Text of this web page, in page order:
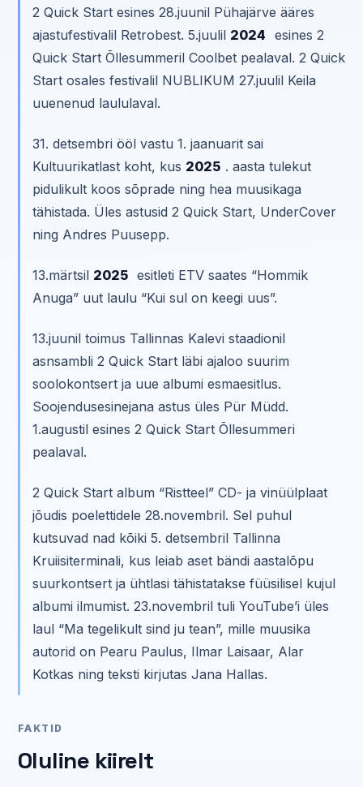
2 Quick Start esines 28.juunil Pühajärve ääres
ajastufestivalil Retrobest. 5.juulil 2024 esines 2
Quick Start Õllesummeril Coolbet pealaval. 2 Quick
Start osales festivalil NUBLIKUM 27.juulil Keila
uuenenud laululaval.
31. detsembri ööl vastu 1. jaanuarit sai
Kultuurikatlast koht, kus 2025 . aasta tulekut
pidulikult koos sõprade ning hea muusikaga
tähistada. Üles astusid 2 Quick Start, UnderCover
ning Andres Puusepp.
13.märtsil 2025 esitleti ETV saates “Hommik
Anuga” uut laulu “Kui sul on keegi uus”.
13.juunil toimus Tallinnas Kalevi staadionil
asnsambli 2 Quick Start läbi ajaloo suurim
soolokontsert ja uue albumi esmaesitlus.
Soojendusesinejana astus üles Pür Müdd.
1.augustil esines 2 Quick Start Õllesummeri
pealaval.
2 Quick Start album “Ristteel” CD- ja vinüülplaat
jõudis poelettidele 28.novembril. Sel puhul
kutsuvad nad kõiki 5. detsembril Tallinna
Kruiisiterminali, kus leiab aset bändi aastalõpu
suurkontsert ja ühtlasi tähistatakse füüsilisel kujul
albumi ilmumist. 23.novembril tuli YouTube’i üles
laul “Ma tegelikult sind ju tean”, mille muusika
autorid on Pearu Paulus, Ilmar Laisaar, Alar
Kotkas ning teksti kirjutas Jana Hallas.
FAKTID
Oluline kiirelt